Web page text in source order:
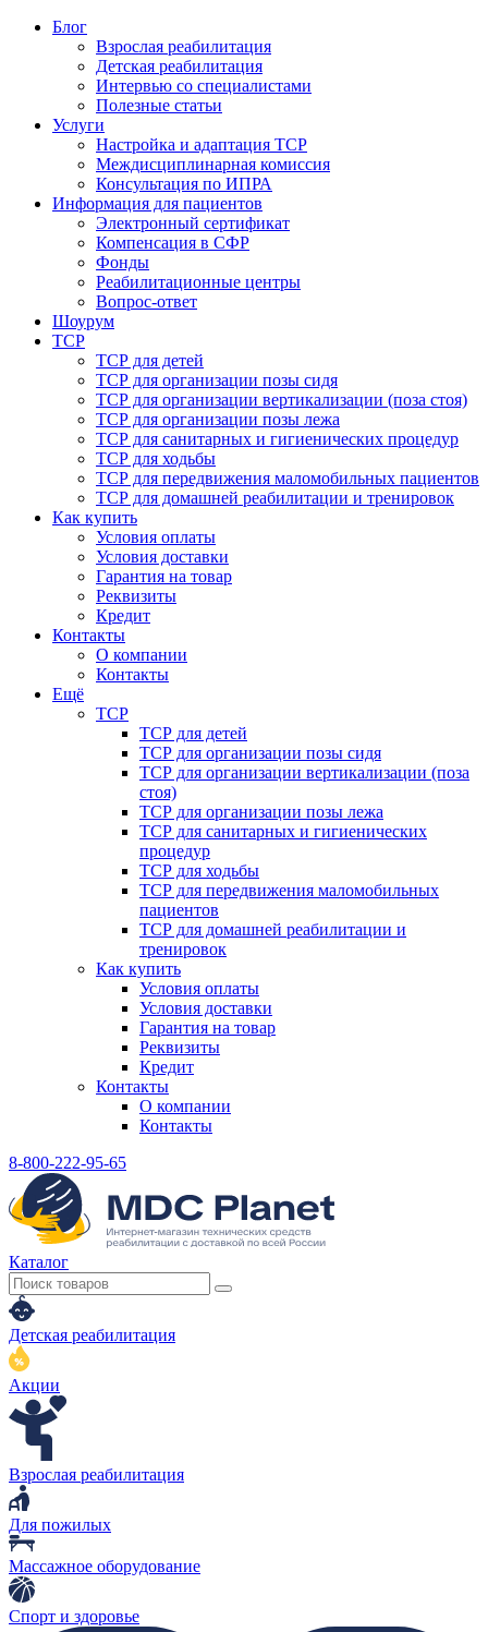
Блог
Взрослая реабилитация
Детская реабилитация
Интервью со специалистами
Полезные статьи
Услуги
Настройка и адаптация ТСР
Междисциплинарная комиссия
Консультация по ИПРА
Информация для пациентов
Электронный сертификат
Компенсация в СФР
Фонды
Реабилитационные центры
Вопрос-ответ
Шоурум
ТСР
ТСР для детей
ТСР для организации позы сидя
ТСР для организации вертикализации (поза стоя)
ТСР для организации позы лежа
ТСР для санитарных и гигиенических процедур
ТСР для ходьбы
ТСР для передвижения маломобильных пациентов
ТСР для домашней реабилитации и тренировок
Как купить
Условия оплаты
Условия доставки
Гарантия на товар
Реквизиты
Кредит
Контакты
О компании
Контакты
Ещё
ТСР
ТСР для детей
ТСР для организации позы сидя
ТСР для организации вертикализации (поза
стоя)
ТСР для организации позы лежа
ТСР для санитарных и гигиенических
процедур
ТСР для ходьбы
ТСР для передвижения маломобильных
пациентов
ТСР для домашней реабилитации и
тренировок
Как купить
Условия оплаты
Условия доставки
Гарантия на товар
Реквизиты
Кредит
Контакты
О компании
Контакты
8-800-222-95-65
Каталог
Детская реабилитация
Акции
Взрослая реабилитация
Для пожилых
Массажное оборудование
Спорт и здоровье